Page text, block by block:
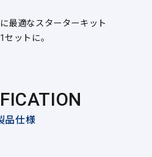
最適なスターターキット
セットに。
品仕様